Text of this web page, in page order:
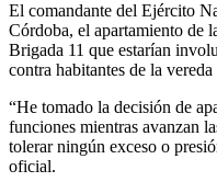
El comandante del Ejército
Córdoba, el apartamiento de
Brigada 11 que estarían
contra habitantes de la
“He tomado la decisión de
funciones mientras avanzan
tolerar ningún exceso o
oficial.